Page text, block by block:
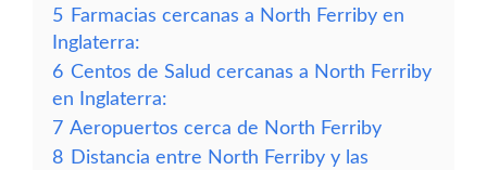
5 Farmacias cercanas a North Ferriby en
Inglaterra:
6 Centos de Salud cercanas a North Ferriby
en Inglaterra:
7 Aeropuertos cerca de North Ferriby
8 Distancia entre North Ferriby y las